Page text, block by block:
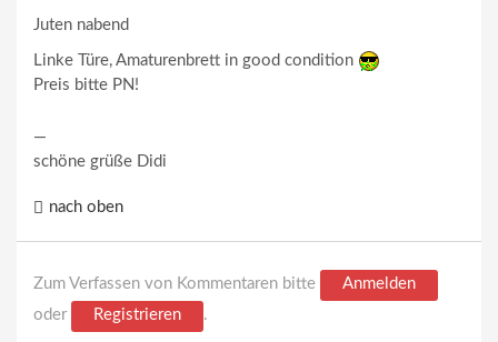
Juten nabend
Linke Türe, Amaturenbrett in good condition
Preis bitte PN!
—
schöne grüße Didi
nach oben
Zum Verfassen von Kommentaren bitte
Anmelden
oder
Registrieren .